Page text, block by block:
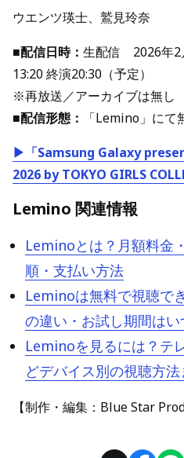
ウエンツ瑛⼠、鷲⾒玲奈
■配信日時： 生配信 2026年2
13:20 終演20:30（予定）
※再放送／アーカイブは無し
■配信形態：
「Lemino」にて
▶「Samsung Galaxy
2026 by TOKYO GIRLS
Lemino 関連情報
Leminoとは？月額料金
順・支払い方法
Leminoは無料で視聴で
の違い・お試し期間はい
Leminoを見るには？テ
どデバイス別の視聴方法
【制作・編集：Blue Star